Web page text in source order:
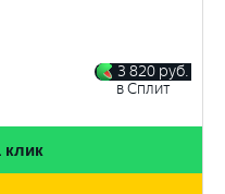
3 820 руб.
в Сплит
клик